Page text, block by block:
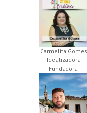
Carmelita Gomes
- Idealizadora-
Fundadora